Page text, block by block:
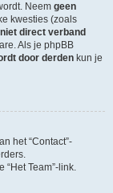
Neem geen
kwesties (zoals
niet direct verband
Als je phpBB
door derden kun je
het “Contact”-
Team”-link.